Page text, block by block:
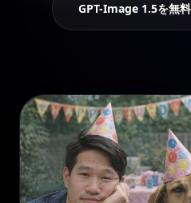
GPT-Image 1.5を無